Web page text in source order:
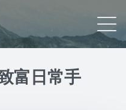
富日常手